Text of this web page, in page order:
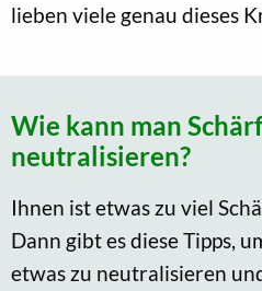
lieben viele genau dieses
Wie kann man
neutralisieren?
Ihnen ist etwas zu viel
Dann gibt es diese Tipps,
etwas zu neutralisieren